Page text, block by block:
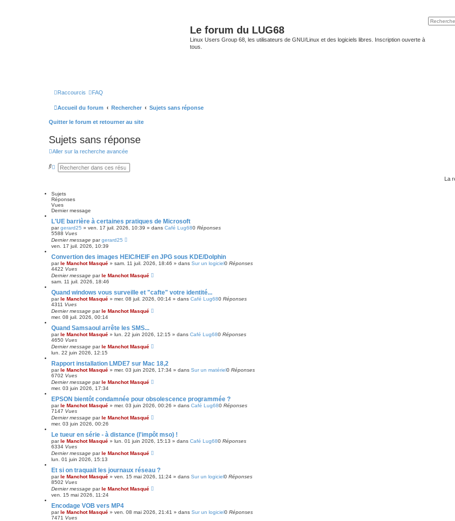
Le forum du LUG68
Linux Users Group 68, les utilisateurs de GNU/Linux et des logiciels libres. Inscription ouverte à
tous.
Raccourcis FAQ
Accueil du forum Rechercher Sujets sans réponse
Quitter le forum et retourner au site
Sujets sans réponse
Aller sur la recherche avancée
R
r
c
h
e
r
R
r
c
h
e
a
v
a
n
c
e
La
Sujets
Réponses
Vues
Dernier message
L'UE barrière à certaines pratiques de Microsoft
pargerard25 » ven. 17 juil. 2026, 10:39 » dans Café Lug680 Réponses
5588 Vues
Dernier message pargerard25
ven. 17 juil. 2026, 10:39
Convertion des images HEIC/HEIF en JPG sous KDE/Dolphin
parle Manchot Masqué » sam. 11 juil. 2026, 18:46 » dans Sur un logiciel0 Réponses
4422 Vues
Dernier message parle Manchot Masqué
sam. 11 juil. 2026, 18:46
Quand windows vous surveille et "cafte" votre identité...
parle Manchot Masqué » mer. 08 juil. 2026, 00:14 » dans Café Lug680 Réponses
4311 Vues
Dernier message parle Manchot Masqué
mer. 08 juil. 2026, 00:14
Quand Samsaoul arrête les SMS...
parle Manchot Masqué » lun. 22 juin 2026, 12:15 » dans Café Lug680 Réponses
4650 Vues
Dernier message parle Manchot Masqué
lun. 22 juin 2026, 12:15
Rapport installation LMDE7 sur Mac 18,2
parle Manchot Masqué » mer. 03 juin 2026, 17:34 » dans Sur un matériel0 Réponses
6702 Vues
Dernier message parle Manchot Masqué
mer. 03 juin 2026, 17:34
EPSON bientôt condamnée pour obsolescence programmée ?
parle Manchot Masqué » mer. 03 juin 2026, 00:26 » dans Café Lug680 Réponses
7147 Vues
Dernier message parle Manchot Masqué
mer. 03 juin 2026, 00:26
Le tueur en série - à distance (l'impôt mso) !
parle Manchot Masqué » lun. 01 juin 2026, 15:13 » dans Café Lug680 Réponses
6334 Vues
Dernier message parle Manchot Masqué
lun. 01 juin 2026, 15:13
Et si on traquait les journaux réseau ?
parle Manchot Masqué » ven. 15 mai 2026, 11:24 » dans Sur un logiciel0 Réponses
8502 Vues
Dernier message parle Manchot Masqué
ven. 15 mai 2026, 11:24
Encodage VOB vers MP4
parle Manchot Masqué » ven. 08 mai 2026, 21:41 » dans Sur un logiciel0 Réponses
7471 Vues